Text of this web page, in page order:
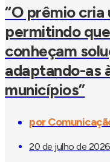
“O prêmio cria
permitindo
conheçam
adaptando-as
municípios”
por
20 de julho de 2026